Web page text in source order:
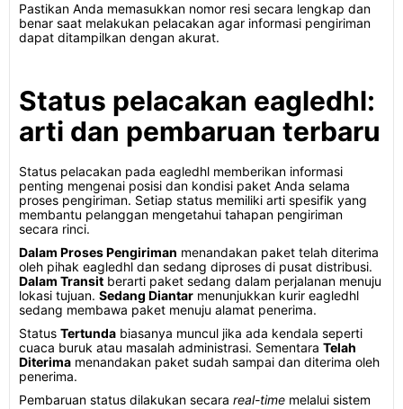
Pastikan Anda memasukkan nomor resi secara lengkap dan
benar saat melakukan pelacakan agar informasi pengiriman
dapat ditampilkan dengan akurat.
Status pelacakan eagledhl:
arti dan pembaruan terbaru
Status pelacakan pada eagledhl memberikan informasi
penting mengenai posisi dan kondisi paket Anda selama
proses pengiriman. Setiap status memiliki arti spesifik yang
membantu pelanggan mengetahui tahapan pengiriman
secara rinci.
Dalam Proses Pengiriman menandakan paket telah diterima
oleh pihak eagledhl dan sedang diproses di pusat distribusi.
Dalam Transit berarti paket sedang dalam perjalanan menuju
lokasi tujuan. Sedang Diantar menunjukkan kurir eagledhl
sedang membawa paket menuju alamat penerima.
Status Tertunda biasanya muncul jika ada kendala seperti
cuaca buruk atau masalah administrasi. Sementara Telah
Diterima menandakan paket sudah sampai dan diterima oleh
penerima.
Pembaruan status dilakukan secara real-time melalui sistem